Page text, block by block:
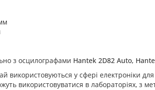
з осцилографами Hantek 2D82 Auto,
використовуються у сфері електроніки
використовуватися в лабораторіях, з